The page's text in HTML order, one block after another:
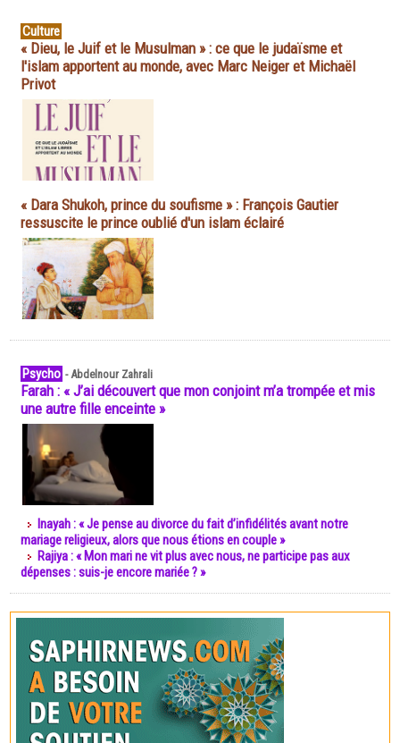
Culture
« Dieu, le Juif et le Musulman » : ce que le judaïsme et
l'islam apportent au monde, avec Marc Neiger et Michaël
Privot
« Dara Shukoh, prince du soufisme » : François Gautier
ressuscite le prince oublié d'un islam éclairé
Psycho -Abdelnour Zahrali
Farah : « J’ai découvert que mon conjoint m’a trompée et mis
une autre fille enceinte »
Inayah : « Je pense au divorce du fait d’infidélités avant notre
mariage religieux, alors que nous étions en couple »
Rajiya : « Mon mari ne vit plus avec nous, ne participe pas aux
dépenses : suis-je encore mariée ? »